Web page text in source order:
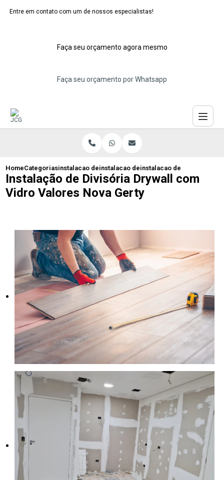
Entre em contato com um de nossos especialistas!
Faça seu orçamento agora mesmo
Faça seu orçamento por Whatsapp
HomeCategoriasinstalacao de divisorias de drywall
instalacao de divisoria de ambiente de
instalacao de divisoria
Instalação de Divisória Drywall com
Vidro Valores Nova Gerty